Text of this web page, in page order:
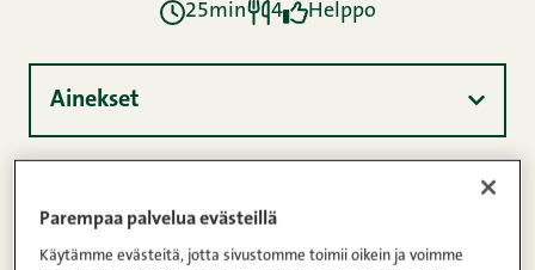
25min 4 Helppo
Ainekset
Parempaa palvelua evästeillä
Käytämme evästeitä, jotta sivustomme toimii oikein ja voimme